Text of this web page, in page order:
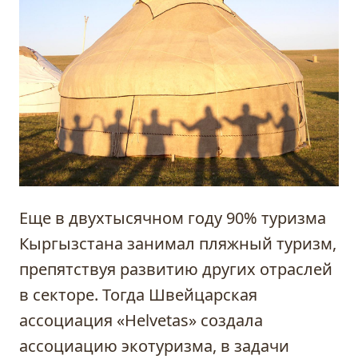
Еще в двухтысячном году 90% туризма
Кыргызстана занимал пляжный туризм,
препятствуя развитию других отраслей
в секторе. Тогда Швейцарская
ассоциация «Helvetas» создала
ассоциацию экотуризма, в задачи